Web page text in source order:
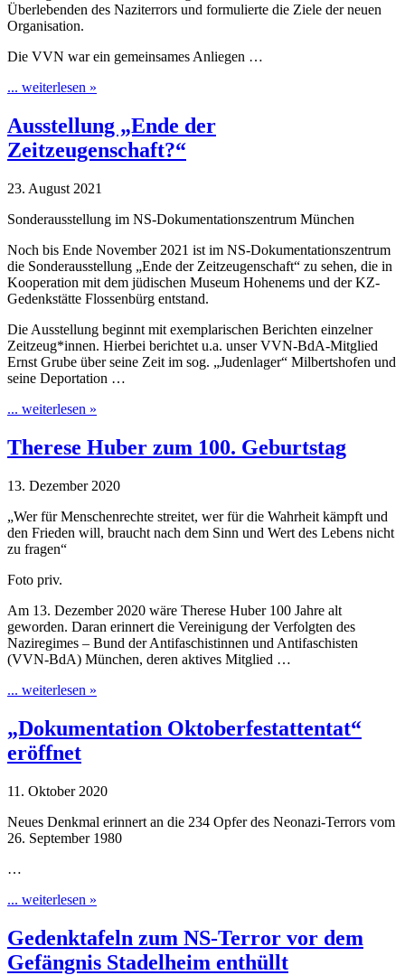
Überlebenden des Naziterrors und formulierte die Ziele der neuen
Organisation.
Die VVN war ein gemeinsames Anliegen …
... weiterlesen »
Ausstellung „Ende der
Zeitzeugenschaft?“
23. August 2021
Sonderausstellung im NS-Dokumentationszentrum München
Noch bis Ende November 2021 ist im NS-Dokumentationszentrum
die Sonderausstellung „Ende der Zeitzeugenschaft“ zu sehen, die in
Kooperation mit dem jüdischen Museum Hohenems und der KZ-
Gedenkstätte Flossenbürg entstand.
Die Ausstellung beginnt mit exemplarischen Berichten einzelner
Zeitzeug*innen. Hierbei berichtet u.a. unser VVN-BdA-Mitglied
Ernst Grube über seine Zeit im sog. „Judenlager“ Milbertshofen und
seine Deportation …
... weiterlesen »
Therese Huber zum 100. Geburtstag
13. Dezember 2020
„Wer für Menschenrechte streitet, wer für die Wahrheit kämpft und
den Frieden will, braucht nach dem Sinn und Wert des Lebens nicht
zu fragen“
Foto priv.
Am 13. Dezember 2020 wäre Therese Huber 100 Jahre alt
geworden. Daran erinnert die Vereinigung der Verfolgten des
Naziregimes – Bund der Antifaschistinnen und Antifaschisten
(VVN-BdA) München, deren aktives Mitglied …
... weiterlesen »
„Dokumentation Oktoberfestattentat“
eröffnet
11. Oktober 2020
Neues Denkmal erinnert an die 234 Opfer des Neonazi-Terrors vom
26. September 1980
…
... weiterlesen »
Gedenktafeln zum NS-Terror vor dem
Gefängnis Stadelheim enthüllt